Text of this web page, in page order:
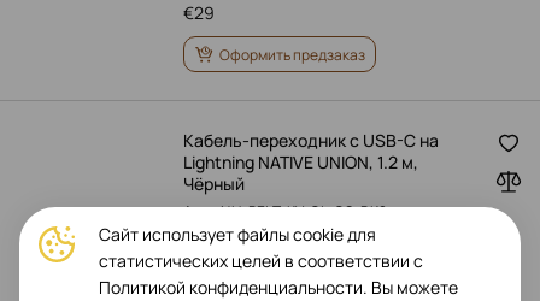
29
€
Оформить предзаказ
Кабель-переходник с USB-C на
Lightning NATIVE UNION, 1.2 м,
Чёрный
Арт.: NU-BELT-KV-CL-CS-BK2
Сайт использует файлы cookie для
статистических целей в соответствии с
Политикой конфиденциальности. Вы можете